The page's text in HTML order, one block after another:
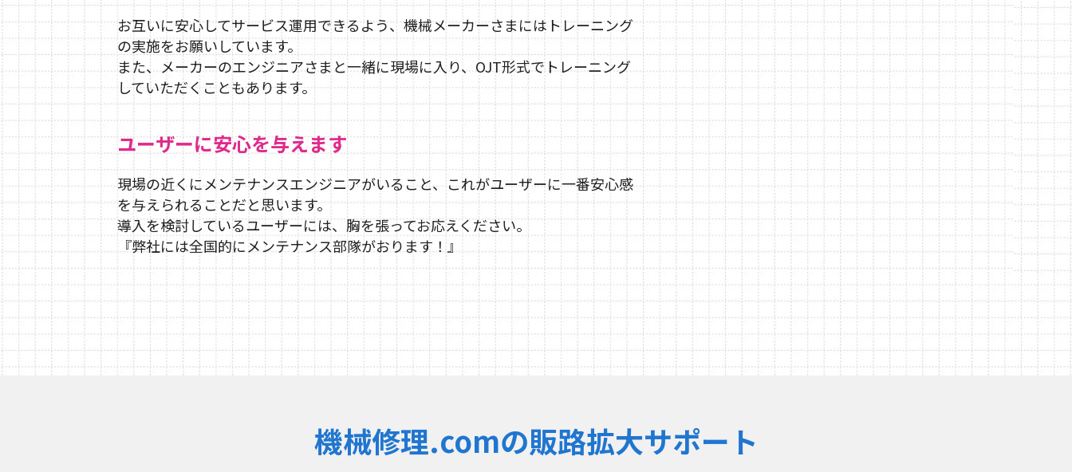
お互いに安心してサービス運用できるよう、機械メーカーさまにはトレーニング
の実施をお願いしています。
また、メーカーのエンジニアさまと一緒に現場に入り、OJT形式でトレーニング
していただくこともあります。
ユーザーに安心を与えます
現場の近くにメンテナンスエンジニアがいること、これがユーザーに一番安心感
を与えられることだと思います。
導入を検討しているユーザーには、胸を張ってお応えください。
『弊社には全国的にメンテナンス部隊がおります！』
機械修理.comの販路拡大サポート